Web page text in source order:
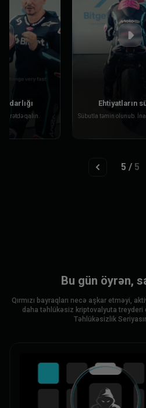
qalın.
Ehtiyatların
Sübutla təmin olunub.
5 / 5
Bu gün öyrən,
Qırmızı bayraqları necə aşkar etməyi,
daha təhlükəsiz kriptovalyuta treyderi
Təhlükəsizlik